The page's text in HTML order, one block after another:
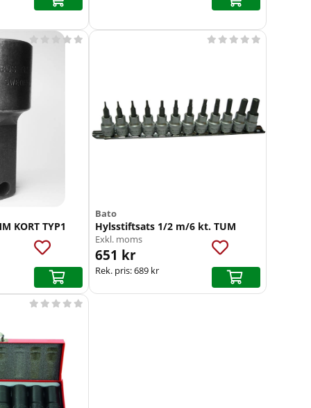
KORT TYP1
 
Bato
Hylsstiftsats 1/2 m/6 kt. TUM
    
Exkl. moms
651 kr
Rek. pris:689 kr
    